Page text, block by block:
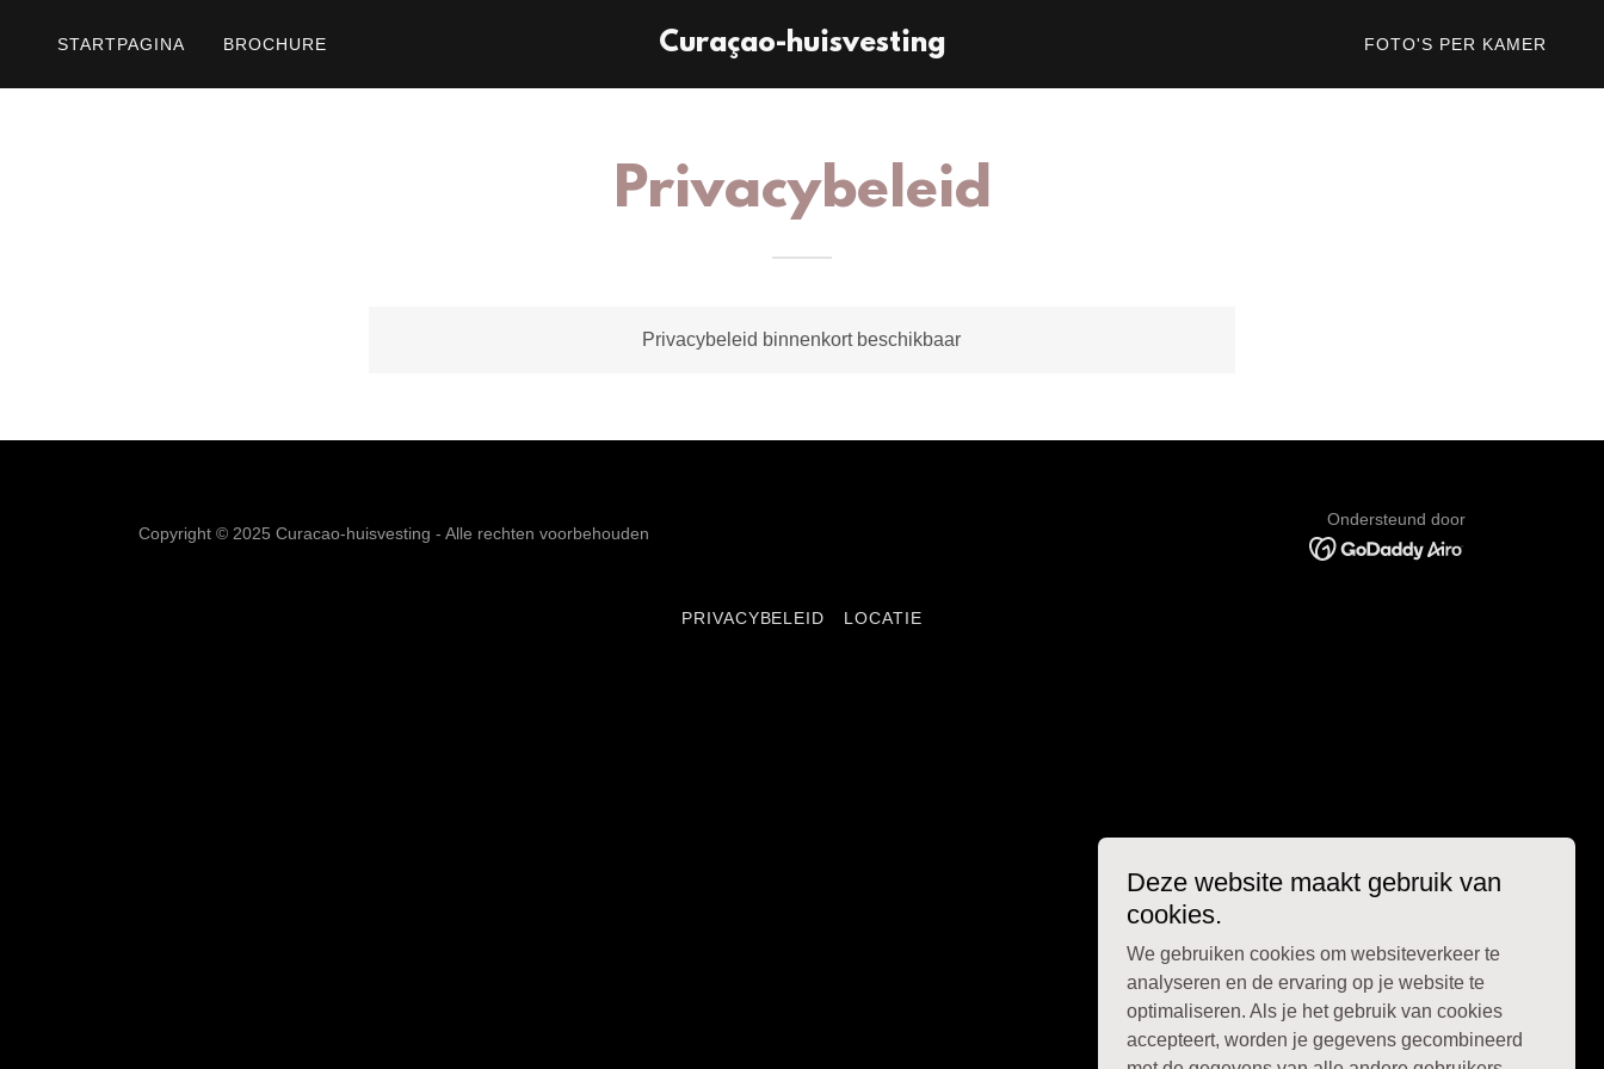
STARTPAGINA BROCHURE Curaçao-huisvesting FOTO'S PER KAMER
Privacybeleid
Privacybeleid binnenkort beschikbaar
Copyright © 2025 Curacao-huisvesting - Alle rechten voorbehouden
Ondersteund door
PRIVACYBELEID LOCATIE
Deze website maakt gebruik van
cookies.
We gebruiken cookies om websiteverkeer te
analyseren en de ervaring op je website te
optimaliseren. Als je het gebruik van cookies
accepteert, worden je gegevens gecombineerd